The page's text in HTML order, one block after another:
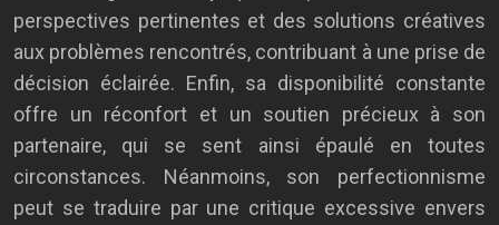
perspectives pertinentes et des solutions créatives
aux problèmes rencontrés, contribuant à une prise de
décision éclairée. Enfin, sa disponibilité constante
offre un réconfort et un soutien précieux à son
partenaire, qui se sent ainsi épaulé en toutes
circonstances. Néanmoins, son perfectionnisme
peut se traduire par une critique excessive envers